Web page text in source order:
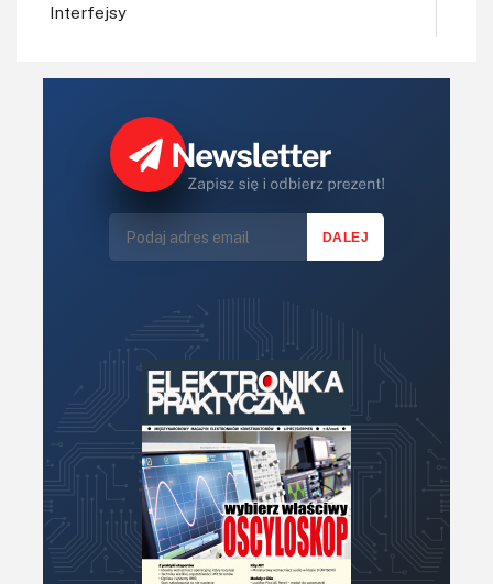
Interfejsy
Koła Naukowe
LED/LCD/OLED
Mechatronika
Optoelektronika
PCB/Montaż
Podstawy elektroniki
Podzespoły bierne
Półprzewodniki
Pomiary i testy